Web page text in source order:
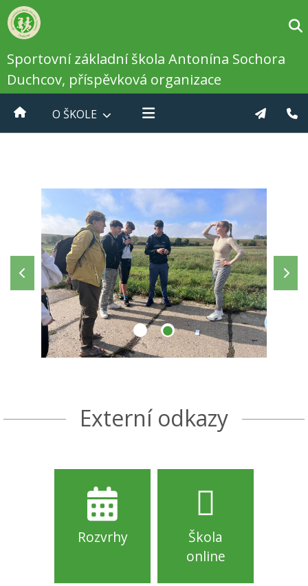
Sportovní základní škola Antonína Sochora
Duchcov, příspěvková organizace
O ŠKOLE
Externí odkazy
Rozvrhy
Škola
online